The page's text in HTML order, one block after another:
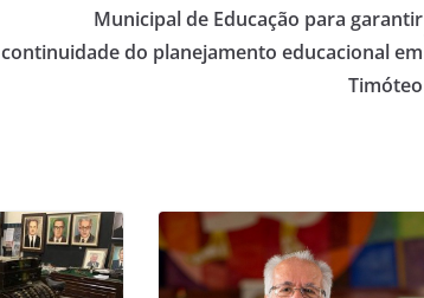
Municipal de Educação para garantir
continuidade do planejamento educacional em
Timóteo